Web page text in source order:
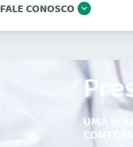
FALE CONOSCO
UMA